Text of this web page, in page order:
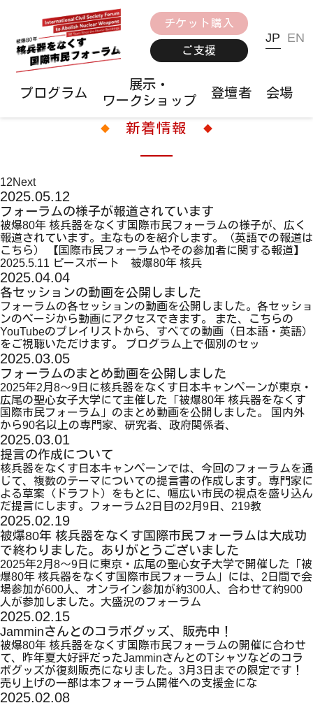
プログラム
展示・
ワークショップ
登壇者 会場
チケット購入
ご支援
JP EN
新着情報
12Next
2025.05.12
フォーラムの様子が報道されています
被爆80年 核兵器をなくす国際市民フォーラムの様子が、広く
報道されています。主なものを紹介します。（英語での報道は
こちら） 【国際市民フォーラムやその参加者に関する報道】
2025.5.11 ピースボート 被爆80年 核兵
2025.04.04
各セッションの動画を公開しました
フォーラムの各セッションの動画を公開しました。各セッショ
ンのページから動画にアクセスできます。 また、こちらの
YouTubeのプレイリストから、すべての動画（日本語・英語）
をご視聴いただけます。 プログラム上で個別のセッ
2025.03.05
フォーラムのまとめ動画を公開しました
2025年2月8～9日に核兵器をなくす日本キャンペーンが東京・
広尾の聖心女子大学にて主催した「被爆80年 核兵器をなくす
国際市民フォーラム」のまとめ動画を公開しました。 国内外
から90名以上の専門家、研究者、政府関係者、
2025.03.01
提言の作成について
核兵器をなくす日本キャンペーンでは、今回のフォーラムを通
じて、複数のテーマについての提言書の作成します。専門家に
よる草案（ドラフト）をもとに、幅広い市民の視点を盛り込ん
だ提言にします。フォーラム2日目の2月9日、219教
2025.02.19
被爆80年 核兵器をなくす国際市民フォーラムは大成功
で終わりました。ありがとうございました
2025年2月8～9日に東京・広尾の聖心女子大学で開催した「被
爆80年 核兵器をなくす国際市民フォーラム」には、2日間で会
場参加が600人、オンライン参加が約300人、合わせて約900
人が参加しました。大盛況のフォーラム
2025.02.15
Jamminさんとのコラボグッズ、販売中！
被爆80年 核兵器をなくす国際市民フォーラムの開催に合わせ
て、昨年夏大好評だったJamminさんとのTシャツなどのコラ
ボグッズが復刻販売になりました。3月3日までの限定です！
売り上げの一部は本フォーラム開催への支援金にな
2025.02.08